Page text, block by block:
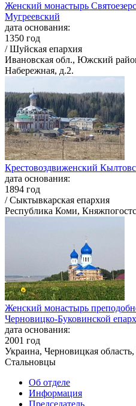
Женский монастырь
Мугреевский
дата основания:
1350 год
/ Шуйская епархия
Ивановская обл., Южский
Набережная, д.2.
Крестовоздвиженский
дата основания:
1894 год
/ Сыктывкарская епархия
Республика Коми,
Женский монастырь
Черновицко-Буковинской
дата основания:
2001 год
Украина, Черновицкая
Стальновцы
Об отделе
Информация